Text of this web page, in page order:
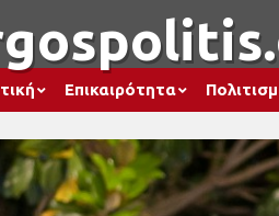
Επικαιρότητα